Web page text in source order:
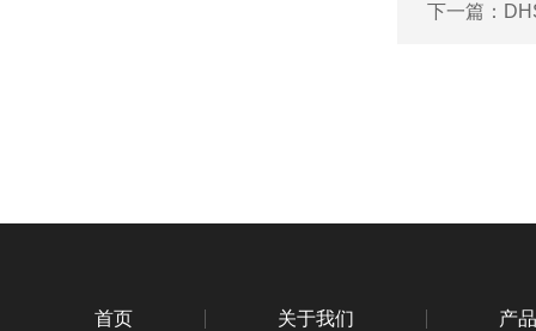
下一篇：
首页 关于我们 产